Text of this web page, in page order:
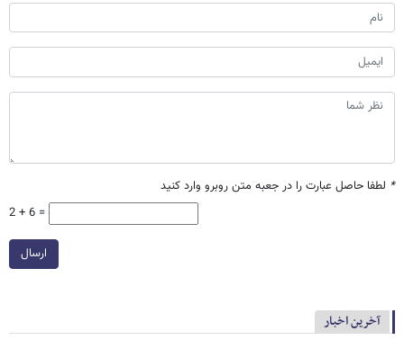
* لطفا حاصل عبارت را در جعبه متن روبرو وارد کنید
2 + 6 =
ارسال
آخرین اخبار